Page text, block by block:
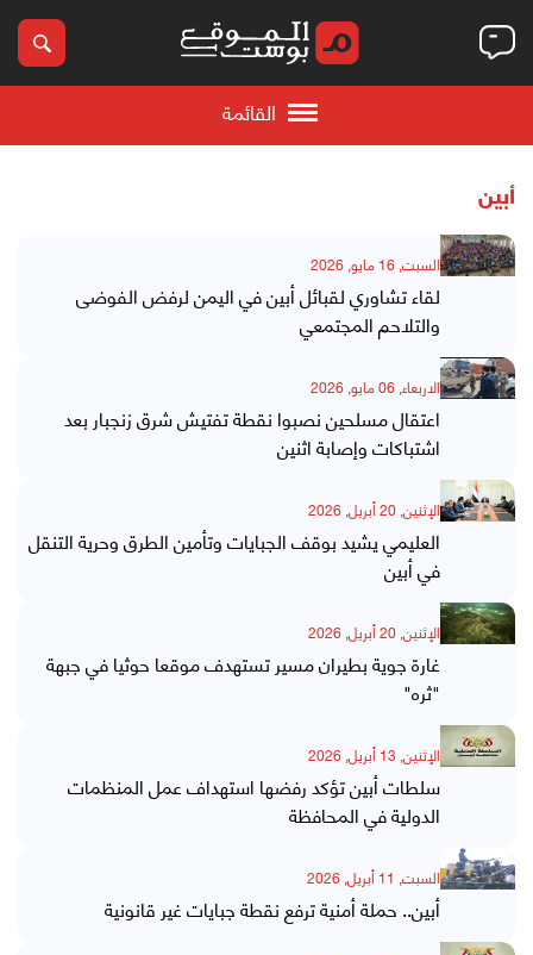
القائمة
أبين
السبت, 16 مايو, 2026
لقاء تشاوري لقبائل أبين في اليمن لرفض الفوضى
والتلاحم المجتمعي
الاربعاء, 06 مايو, 2026
اعتقال مسلحين نصبوا نقطة تفتيش شرق زنجبار بعد
اشتباكات وإصابة اثنين
الإثنين, 20 أبريل, 2026
العليمي يشيد بوقف الجبايات وتأمين الطرق وحرية التنقل
في أبين
الإثنين, 20 أبريل, 2026
غارة جوية بطيران مسير تستهدف موقعا حوثيا في جبهة
"ثره"
الإثنين, 13 أبريل, 2026
سلطات أبين تؤكد رفضها استهداف عمل المنظمات
الدولية في المحافظة
السبت, 11 أبريل, 2026
أبين.. حملة أمنية ترفع نقطة جبايات غير قانونية